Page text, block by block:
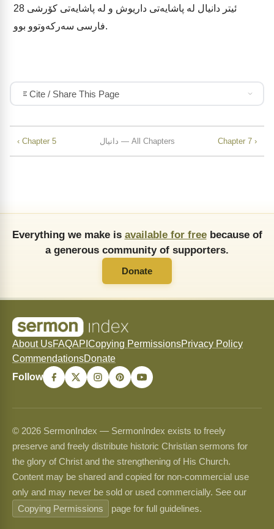
28
فارسی سەرکەوتوو بوو.
Cite / Share This Page
‹ Chapter 5 دانیال — All Chapters Chapter 7 ›
Everything we make is available for freebecause of
a generous community of supporters.
Donate
About UsFAQAPI Copying PermissionsPrivacy Policy
CommendationsDonate
Follow
© 2026 SermonIndex — SermonIndex exists to freely
preserve and freely distribute historic Christian sermons for
the glory of Christ and the strengthening of His Church.
Content may be shared and copied for non-commercial use
only and may never be sold or used commercially. See our
Copying Permissions
page for full guidelines.